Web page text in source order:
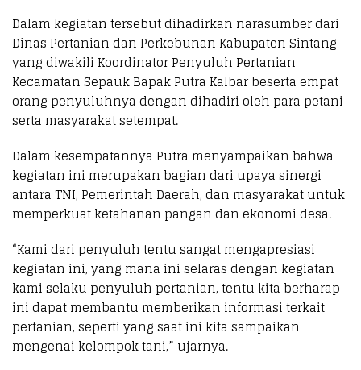
Dalam kegiatan tersebut dihadirkan narasumber dari
Dinas Pertanian dan Perkebunan Kabupaten Sintang
yang diwakili Koordinator Penyuluh Pertanian
Kecamatan Sepauk Bapak Putra Kalbar beserta empat
orang penyuluhnya dengan dihadiri oleh para petani
serta masyarakat setempat.
Dalam kesempatannya Putra menyampaikan bahwa
kegiatan ini merupakan bagian dari upaya sinergi
antara TNI, Pemerintah Daerah, dan masyarakat untuk
memperkuat ketahanan pangan dan ekonomi desa.
“Kami dari penyuluh tentu sangat mengapresiasi
kegiatan ini, yang mana ini selaras dengan kegiatan
kami selaku penyuluh pertanian, tentu kita berharap
ini dapat membantu memberikan informasi terkait
pertanian, seperti yang saat ini kita sampaikan
mengenai kelompok tani,” ujarnya.